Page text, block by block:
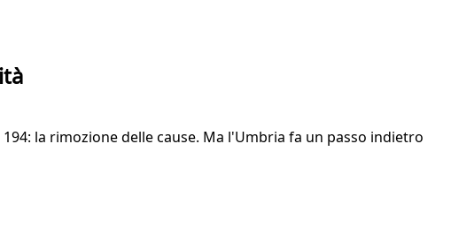
la rimozione delle cause. Ma l'Umbria fa un passo indietro